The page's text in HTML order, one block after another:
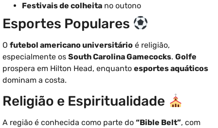
Festivais de colheita no outono
Esportes Populares
O futebol americano universitário é religião,
especialmente os South Carolina Gamecocks. Golfe
prospera em Hilton Head, enquanto esportes aquáticos
dominam a costa.
Religião e Espiritualidade
A região é conhecida como parte do “Bible Belt”, com